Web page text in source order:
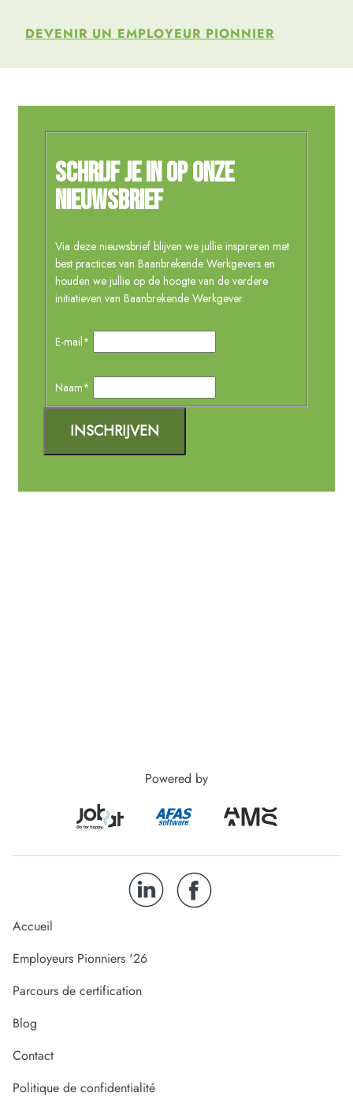
DEVENIR UN EMPLOYEUR PIONNIER
Powered by
Accueil
Employeurs Pionniers '26
Parcours de certification
Blog
Contact
Politique de confidentialité